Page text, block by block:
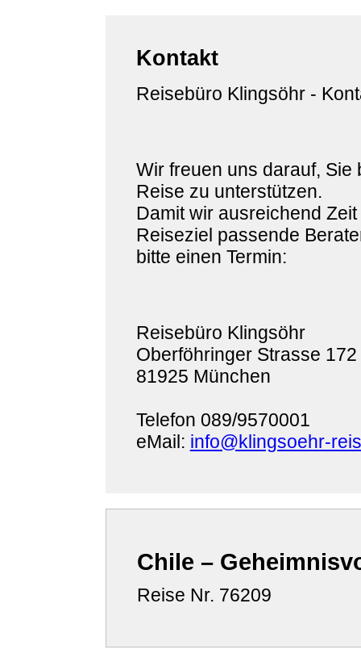
Kontakt
Reisebüro Klingsöhr -
Wir freuen uns darauf,
Reise zu unterstützen.
Damit wir ausreichend
Reiseziel passende
bitte einen Termin:
Reisebüro Klingsöhr
Oberföhringer Strasse 172
81925 München
Telefon 089/9570001
eMail: info@klingsoehr-
Chile –
Reise Nr. 76209